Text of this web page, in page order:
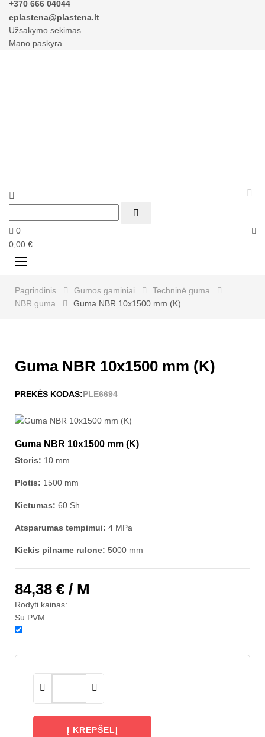
+370 666 04044
eplastena@plastena.lt
Užsakymo sekimas
Mano paskyra



0
0,00 €
Perjungti
☰
Pagrindinis Gumos gaminiai
Techninė guma
NBR guma
Guma NBR 10x1500 mm (K)
Guma NBR 10x1500 mm (K)
PREKĖS KODAS:PLE6694
Guma NBR 10x1500 mm (K)
Storis: 10 mm
Plotis: 1500 mm
Kietumas: 60 Sh
Atsparumas tempimui: 4 MPa
Kiekis pilname rulone: 5000 mm
84,38 € / M
Rodyti kainas:
Su PVM
Į KREPŠELĮ